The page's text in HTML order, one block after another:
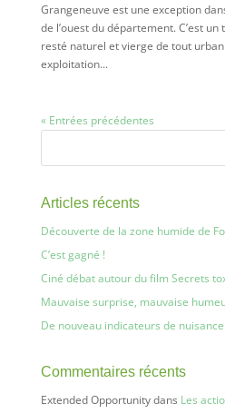
Grangeneuve est une exception
de l’ouest du département. C’est
resté naturel et vierge de tout
exploitation...
« Entrées précédentes
Articles récents
Découverte de la zone humide de
C’est gagné !
Ciné débat autour du film Secrets
Mauvaise surprise, mauvaise
De nouveau indicateurs de nuisance
Commentaires récents
Extended Opportunitydans Les